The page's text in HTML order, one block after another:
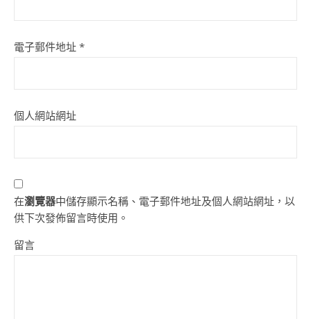
電子郵件地址 *
個人網站網址
在瀏覽器中儲存顯示名稱、電子郵件地址及個人網站網址，以
供下次發佈留言時使用。
留言